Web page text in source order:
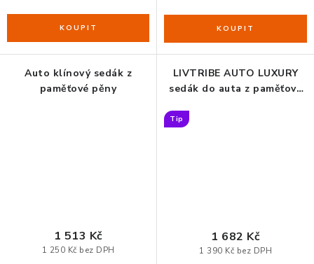
Auto klínový sedák z
paměťové pěny
1 250 Kč bez DPH
1 513 Kč
LIVTRIBE AUTO LUXURY
sedák do auta z paměťové
Tip
1 390 Kč bez DPH
1 682 Kč